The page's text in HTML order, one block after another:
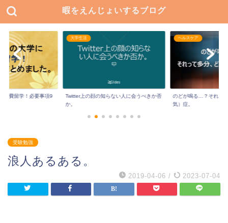
暇をえんじょいするブログ
私費留学！必要事項9
大学生活
Twitter上の顔の知らない人に会うべきか否
か。
ヘルスケア
のどが鳴る…？それっ
気）症。
受験勉強
浪人あるある。
2019-04-06 / 2023-07-04